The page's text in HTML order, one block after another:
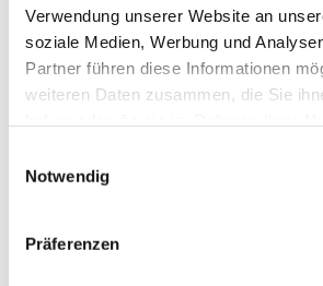
Verwendung unserer Website an
soziale Medien, Werbung und
Partner führen diese Informationen
weiteren Daten zusammen, die Sie
Notwendig
Präferenzen
Dies könnte Sie